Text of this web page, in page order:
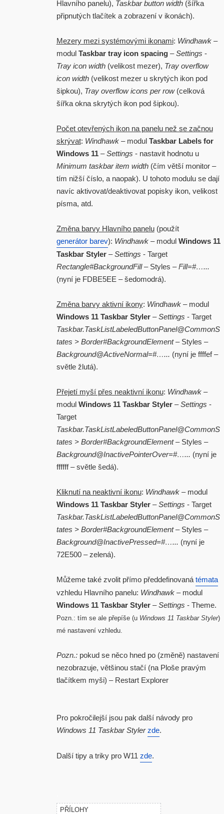
Hlavního panelu), Taskbar button width(šířka
připnutých tlačítek a zobrazení v ikonách).
Mezery mezi systémovými ikonami: Windhawk–
modul Taskbar tray icon spacing–Settings -
Tray icon width(velikost mezer), Tray overflow
icon width(velikost mezer u skrytých ikon pod
šipkou), Tray overflow icons per row(celková
šířka okna skrytých ikon pod šipkou).
Počet otevřených ikon na panelu než se začnou
skrývat: Windhawk– modul Taskbar Labels for
Windows 11–Settings - nastavit hodnotu u
Minimum taskbar item width(čím větší monitor –
tím nižší číslo, a naopak). U tohoto modulu se dají
navíc aktivovat/deaktivovat popisky ikon, velikost
písma, atd.
Změna barvy Hlavního panelu(použít
generátor barev): Windhawk– modul Windows 11
Taskbar Styler–Settings - Target
Rectangle#BackgroundFill– Styles –Fill=#…...
(nyní je FDBE5EE – šedomodrá).
Změna barvy aktivní ikony: Windhawk– modul
Windows 11 Taskbar Styler–Settings - Target
Taskbar.TaskListLabeledButtonPanel@CommonS
tates > Border#BackgroundElement– Styles –
Background@ActiveNormal=#…... (nyní je ffffef –
světle žlutá).
Přejetí myší přes neaktivní ikonu: Windhawk–
modul Windows 11 Taskbar Styler–Settings -
Target
Taskbar.TaskListLabeledButtonPanel@CommonS
tates > Border#BackgroundElement– Styles –
Background@InactivePointerOver=#…... (nyní je
ffffff – světle šedá).
Kliknutí na neaktivní ikonu: Windhawk– modul
Windows 11 Taskbar Styler–Settings - Target
Taskbar.TaskListLabeledButtonPanel@CommonS
tates > Border#BackgroundElement– Styles –
Background@InactivePressed=#…... (nyní je
72E500 – zelená).
Můžeme také zvolit přímo předdefinovaná témata
vzhledu Hlavního panelu: Windhawk– modul
Windows 11 Taskbar Styler–Settings - Theme.
Pozn.: tím se ale přepíše (u Windows 11 Taskbar Styler)
mé nastavení vzhledu.
Pozn.:pokud se něco hned po (změně) nastavení
nezobrazuje, většinou stačí (na Ploše pravým
tlačítkem myši) – Restart Explorer
Pro pokročilejší jsou pak další návody pro
Windows 11 Taskbar Styler zde.
Další tipy a triky pro W11 zde.
PŘÍLOHY